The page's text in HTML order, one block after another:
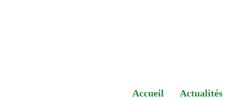
Harmonia Mundi
Accueil Actualités